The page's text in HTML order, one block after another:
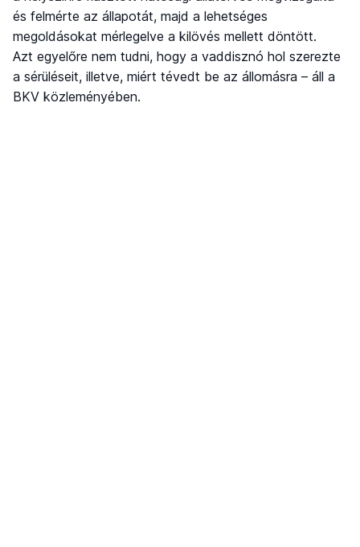
és felmérte az állapotát, majd a lehetséges
megoldásokat mérlegelve a kilövés mellett döntött.
Azt egyelőre nem tudni, hogy a vaddisznó hol szerezte
a sérüléseit, illetve, miért tévedt be az állomásra – áll a
BKV közleményében.